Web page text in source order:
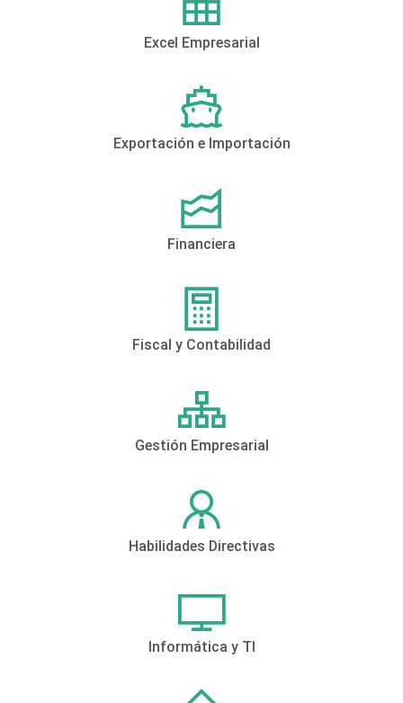
Excel Empresarial
Exportación e Importación
Financiera
Fiscal y Contabilidad
Gestión Empresarial
Habilidades Directivas
Informática y TI